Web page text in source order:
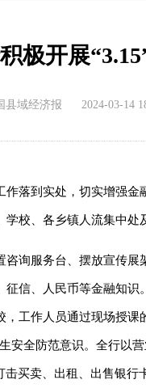
积极开展
县域经济报 2024-03-14
作落到实处，切实增强
校、各乡镇人流集中
咨询服务台、摆放宣传
信、人民币等金融知
工作人员通过现场授
安全防范意识。全行以
买卖、出租、出售银